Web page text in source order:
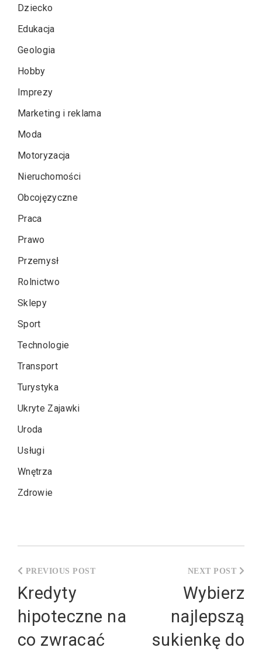
Dziecko
Edukacja
Geologia
Hobby
Imprezy
Marketing i reklama
Moda
Motoryzacja
Nieruchomości
Obcojęzyczne
Praca
Prawo
Przemysł
Rolnictwo
Sklepy
Sport
Technologie
Transport
Turystyka
Ukryte Zajawki
Uroda
Usługi
Wnętrza
Zdrowie
wpisu
Kredyty
hipoteczne na
co zwracać
Wybierz
najlepszą
sukienkę do